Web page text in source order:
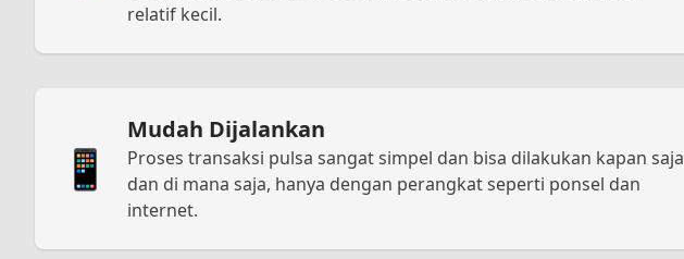
relatif kecil.
📱
Mudah Dijalankan
Proses transaksi pulsa sangat simpel dan bisa dilakukan kapan saja
dan di mana saja, hanya dengan perangkat seperti ponsel dan
internet.